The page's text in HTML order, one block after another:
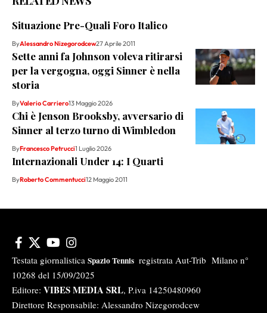
Situazione Pre-Quali Foro Italico
ByAlessandro Nizegorodcew27 Aprile 2011
Sette anni fa Johnson voleva ritirarsi
per la vergogna, oggi Sinner è nella
storia
ByValerio Carriero13 Maggio 2026
Chi è Jenson Brooksby, avversario di
Sinner al terzo turno di Wimbledon
ByFrancesco Petrucci1 Luglio 2026
Internazionali Under 14: I Quarti
ByRoberto Commentucci12 Maggio 2011
Testata giornalistica Spazio Tennis registrata Aut-Trib Milano n°
10268 del 15/09/2025
Editore: VIBES MEDIA SRL, P.iva 14250480960
Direttore Responsabile: Alessandro Nizegorodcew